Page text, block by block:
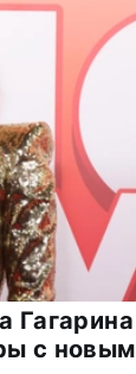
Гагарина
с новым